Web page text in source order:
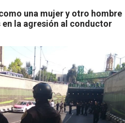
s
q
d
a
una mujer y otro hombre
la agresión al conductor